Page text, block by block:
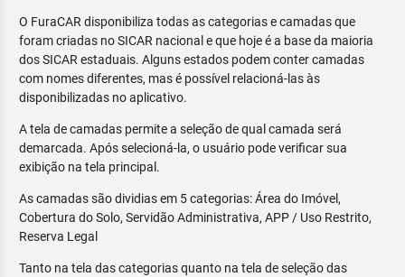
O FuraCAR disponibiliza todas as categorias e camadas que
foram criadas no SICAR nacional e que hoje é a base da maioria
dos SICAR estaduais. Alguns estados podem conter camadas
com nomes diferentes, mas é possível relacioná-las às
disponibilizadas no aplicativo.
A tela de camadas permite a seleção de qual camada será
demarcada. Após selecioná-la, o usuário pode verificar sua
exibição na tela principal.
As camadas são dividias em 5 categorias: Área do Imóvel,
Cobertura do Solo, Servidão Administrativa, APP / Uso Restrito,
Reserva Legal
Tanto na tela das categorias quanto na tela de seleção das